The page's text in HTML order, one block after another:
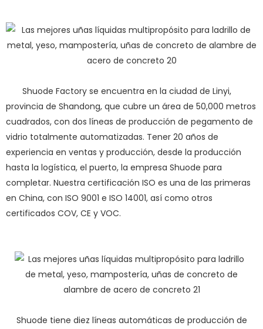
Shuode Factory se encuentra en la ciudad de Linyi,
provincia de Shandong, que cubre un área de 50,000 metros
cuadrados, con dos líneas de producción de pegamento de
vidrio totalmente automatizadas. Tener 20 años de
experiencia en ventas y producción, desde la producción
hasta la logística, el puerto, la empresa Shuode para
completar. Nuestra certificación ISO es una de las primeras
en China, con ISO 9001 e ISO 14001, así como otros
certificados COV, CE y VOC.
Shuode tiene diez líneas automáticas de producción de